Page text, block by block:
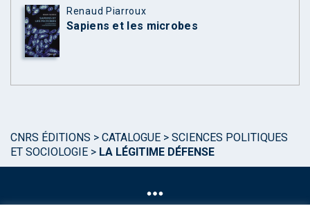
Renaud Piarroux
Sapiens et les microbes
CNRS ÉDITIONS > CATALOGUE > SCIENCES POLITIQUES
ET SOCIOLOGIE > LA LÉGITIME DÉFENSE